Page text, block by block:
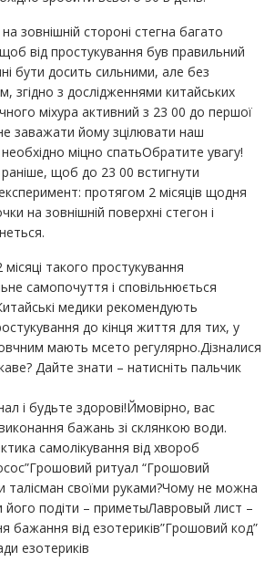
зовнішній стороні стегна багато
щоб від простукування був правильний
бути досить сильними, але без
згідно з дослідженнями китайських
міхура активний з 23 00 до першої
заважати йому зцілювати наш
міцно спатьОбратите увагу!
щоб до 23 00 встигнути
протягом 2 місяців щодня
на зовнішній поверхні стегон і
такого простукування
самопочуття і сповільнюється
медики рекомендують
до кінця життя для тих, у
мають мсето регулярно.Дізналися
Дайте знати – натисніть пальчик
і будьте здорові!Ймовірно, вас
бажань зі склянкою води.
самолікування від хвороб
ритуал “Грошовий
талісман своїми руками?Чому не можна
його подіти – приметыЛавровый лист –
бажання від езотериків”Грошовий код”
езотериків